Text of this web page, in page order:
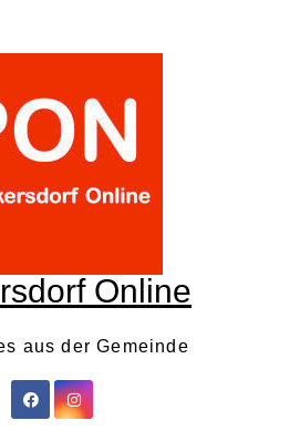
Online
aus der Gemeinde